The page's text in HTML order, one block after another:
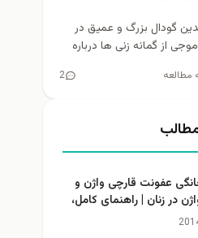
گودال بزرگ و عمیق در
از گمانه زنی ها درباره
2
عفونت قارچی واژن و
در زنان | راهنمای کامل،